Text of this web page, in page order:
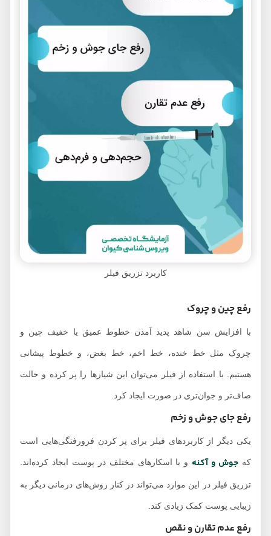
کاربرد تزریق فیلر
رفع چین و چروک
با افزایش سن شاهد پدید آمدن خطوط عمیق یا خفیف چین و
چروک مثل خط خنده، خط اخم، خط بغض، و خطوط پیشانی
هستیم. با استفاده از فیلر می‌توان این شیارها را پر کرده و حالت
صاف‌تر و جوان‌تری در صورت ایجاد کرد.
رفع جای جوش و زخم
یکی دیگر از کاربردهای فیلر برای پر کردن فرورفتگی‌هایی است
جوش و آکنه و یا اسکارهای مختلف در پوست ایجاد کرده‌اند.
تزریق فیلر در این موارد می‌تواند در کنار روش‌های درمانی دیگر به
زیبایی پوست کمک زیادی کند.
رفع عدم تقارن و نقص